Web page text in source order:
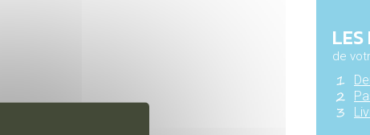
LES
de